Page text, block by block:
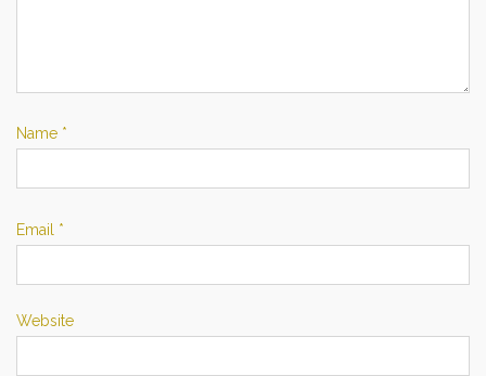
Name *
Email *
Website